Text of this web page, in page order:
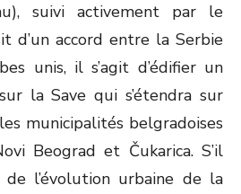
suivi activement par le
d’un accord entre la Serbie
unis, il s’agit d’édifier un
la Save qui s’étendra sur
municipalités belgradoises
Beograd et Čukarica. S’il
l’évolution urbaine de la